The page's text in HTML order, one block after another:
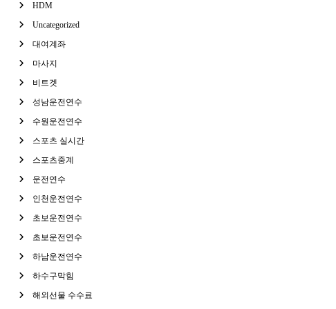
HDM
Uncategorized
대여계좌
마사지
비트겟
성남운전연수
수원운전연수
스포츠 실시간
스포츠중계
운전연수
인천운전연수
초보운전연수
초보운전연수
하남운전연수
하수구막힘
해외선물 수수료